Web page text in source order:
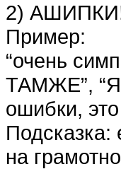
2)
Пример:
“очень
ТАМЖЕ”, “Я
ошибки,
Подсказка:
на